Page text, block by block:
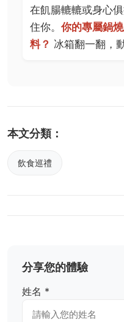
在飢腸轆轆或身心
住你。 你的專屬鍋
料？ 冰箱翻一翻，
本文分類：
飲食巡禮
分享您的體驗
姓名 *